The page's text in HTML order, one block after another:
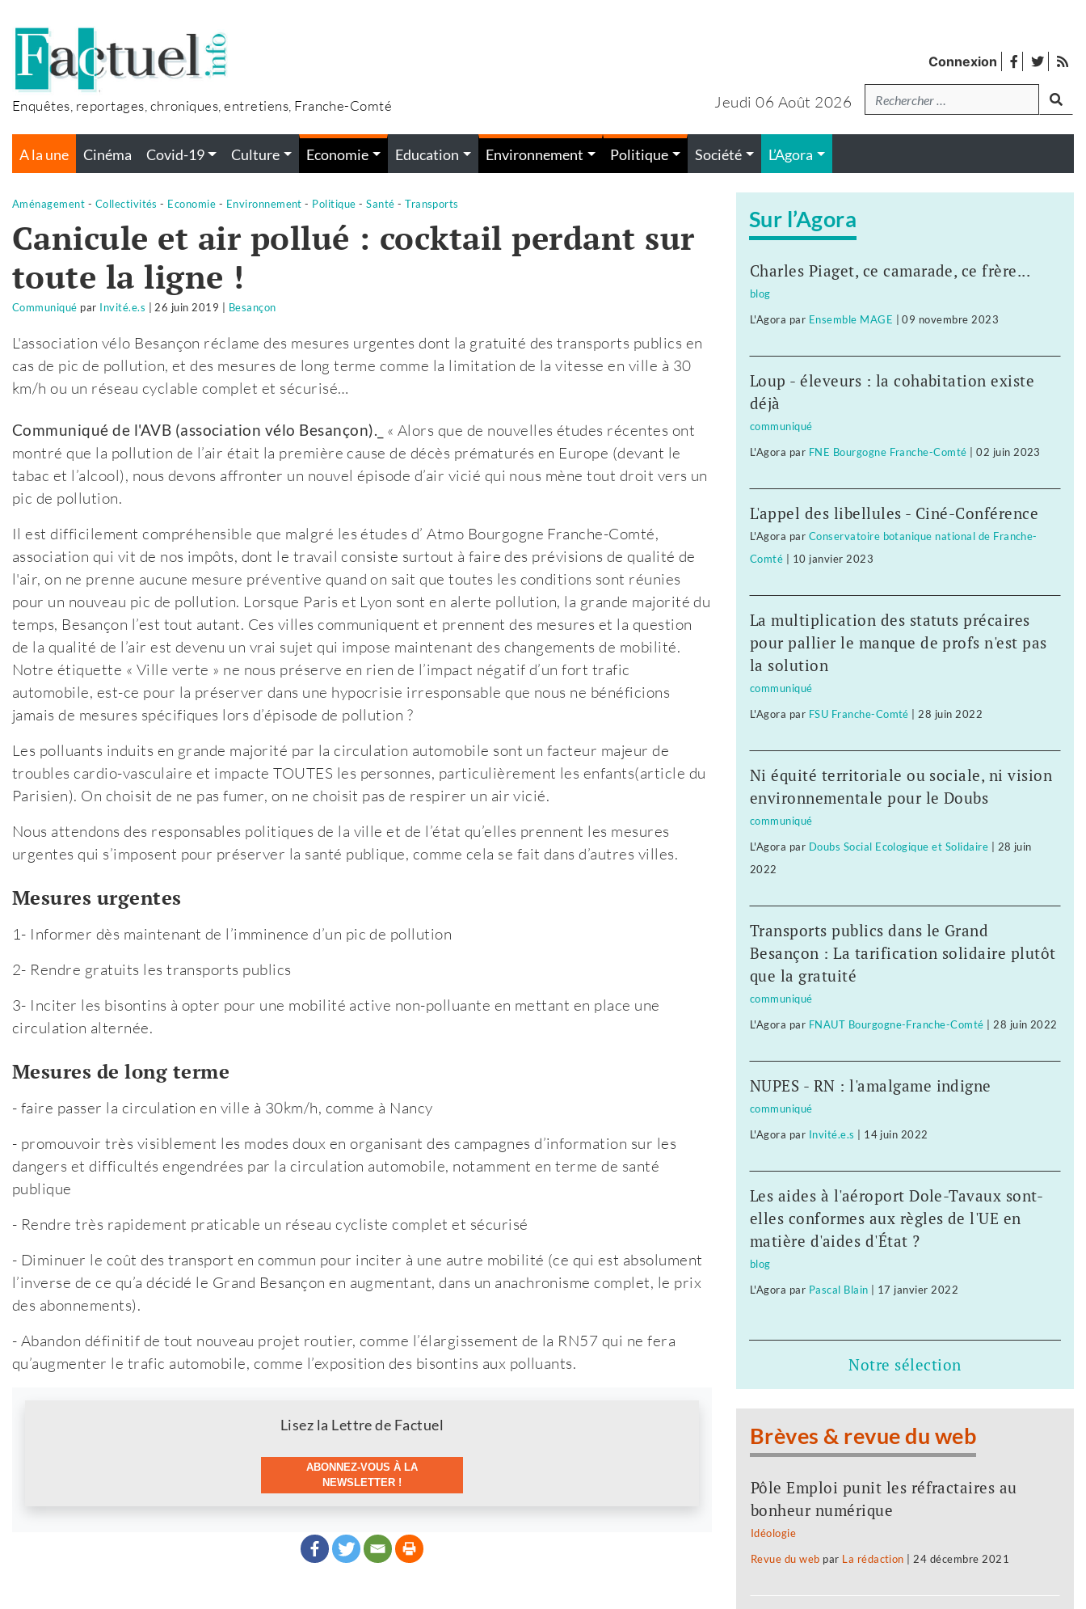
contenu
Enquêtes, reportages, chroniques, entretiens, Franche-Comté
Connexion facebook
twitter
Jeudi 06 Août 2026Recherche
A la une Cinéma Covid-19 Culture Economie Education Environnement Politique Société L’Agora
Aménagement - Collectivités - Economie - Environnement - Politique -Santé -Transports
Canicule et air pollué : cocktail perdant sur
toute la ligne !
Communiqué par Invité.e.s 26 juin 2019 Besançon
L'association vélo Besançon réclame des mesures urgentes dont la gratuité des transports publics en
cas de pic de pollution, et des mesures de long terme comme la limitation de la vitesse en ville à 30
km/h ou un réseau cyclable complet et sécurisé…
Communiqué de l'AVB (association vélo Besançon)._
« Alors que de nouvelles études récentes ont
montré que la pollution de l’air était la première cause de décès prématurés en Europe (devant le
tabac et l’alcool), nous devons affronter un nouvel épisode d’air vicié qui nous mène tout droit vers un
pic de pollution.
Il est difficilement compréhensible que malgré les études d’ Atmo Bourgogne Franche-Comté,
association qui vit de nos impôts, dont le travail consiste surtout à faire des prévisions de qualité de
l'air, on ne prenne aucune mesure préventive quand on sait que toutes les conditions sont réunies
pour un nouveau pic de pollution. Lorsque Paris et Lyon sont en alerte pollution, la grande majorité du
temps, Besançon l’est tout autant. Ces villes communiquent et prennent des mesures et la question
de la qualité de l’air est devenu un vrai sujet qui impose maintenant des changements de mobilité.
Notre étiquette « Ville verte » ne nous préserve en rien de l’impact négatif d’un fort trafic
automobile, est-ce pour la préserver dans une hypocrisie irresponsable que nous ne bénéficions
jamais de mesures spécifiques lors d’épisode de pollution ?
Les polluants induits en grande majorité par la circulation automobile sont un facteur majeur de
troubles cardio-vasculaire et impacte TOUTES les personnes, particulièrement les enfants(article du
Parisien). On choisit de ne pas fumer, on ne choisit pas de respirer un air vicié.
Nous attendons des responsables politiques de la ville et de l’état qu’elles prennent les mesures
urgentes qui s’imposent pour préserver la santé publique, comme cela se fait dans d’autres villes.
Mesures urgentes
1- Informer dès maintenant de l’imminence d’un pic de pollution
2- Rendre gratuits les transports publics
3- Inciter les bisontins à opter pour une mobilité active non-polluante en mettant en place une
circulation alternée.
Mesures de long terme
- faire passer la circulation en ville à 30km/h, comme à Nancy
- promouvoir très visiblement les modes doux en organisant des campagnes d’information sur les
dangers et difficultés engendrées par la circulation automobile, notamment en terme de santé
publique
- Rendre très rapidement praticable un réseau cycliste complet et sécurisé
- Diminuer le coût des transport en commun pour inciter à une autre mobilité (ce qui est absolument
l’inverse de ce qu’a décidé le Grand Besançon en augmentant, dans un anachronisme complet, le prix
des abonnements).
- Abandon définitif de tout nouveau projet routier, comme l’élargissement de la RN57 qui ne fera
qu’augmenter le trafic automobile, comme l’exposition des bisontins aux polluants.
Lisez la Lettre de Factuel
ABONNEZ-VOUS À LA
NEWSLETTER !
Sur l’Agora
Charles Piaget, ce camarade, ce frère...
blog
L'Agora par Ensemble MAGE |09 novembre 2023
Loup - éleveurs : la cohabitation existe
déjà
communiqué
L'Agora par FNE Bourgogne Franche-Comté |02 juin 2023
L'appel des libellules - Ciné-Conférence
L'Agora par Conservatoire botanique national de Franche-
Comté
10 janvier 2023
La multiplication des statuts précaires
pour pallier le manque de profs n'est pas
la solution
communiqué
L'Agora par FSU Franche-Comté 28 juin 2022
Ni équité territoriale ou sociale, ni vision
environnementale pour le Doubs
communiqué
L'Agora par Doubs Social Ecologique et Solidaire
28 juin
2022
Transports publics dans le Grand
Besançon : La tarification solidaire plutôt
que la gratuité
communiqué
L'Agora par FNAUT Bourgogne-Franche-Comté 28 juin 2022
NUPES - RN : l'amalgame indigne
communiqué
L'Agora par Invité.e.s 14 juin 2022
Les aides à l'aéroport Dole-Tavaux sont-
elles conformes aux règles de l'UE en
matière d'aides d'État ?
blog
L'Agora par Pascal Blain 17 janvier 2022
Notre sélection
Brèves & revue du web
Pôle Emploi punit les réfractaires au
bonheur numérique
Idéologie
Revue du web par La rédaction 24 décembre 2021